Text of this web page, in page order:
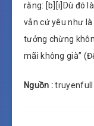
rằng: [b][i]Dù đó
vẫn cứ yêu như
tưởng chừng
mãi không già”
Nguồn :truyenfull